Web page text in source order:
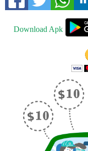
Download Apk